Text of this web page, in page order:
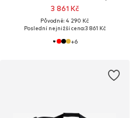
3 861 Kč
Původně: 4 290 Kč
Poslední nejnižší cena:3 861 Kč
+6